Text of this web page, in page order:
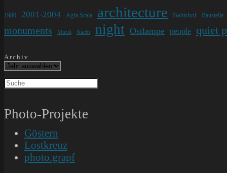
1980 2001-2004 Agfa Scala architecture Bahnhof Baustelle
monuments Mural Nacht night Ostlampe people quiet
Archiv
Photo-Projekte
Göstern
Lostkreuz
photo.grapf